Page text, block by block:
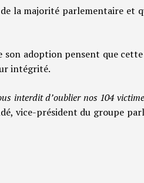
la majorité parlementaire et
son adoption pensent que
intégrité.
interdit d’oublier nos 104
vice-président du groupe